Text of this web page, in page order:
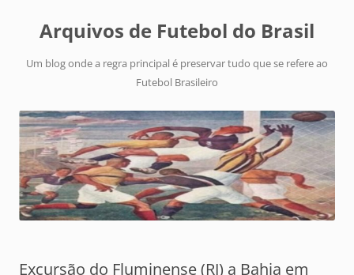
Arquivos de Futebol do Brasil
Um blog onde a regra principal é preservar tudo que se refere ao
Futebol Brasileiro
Excursão do Fluminense (RJ) a Bahia em